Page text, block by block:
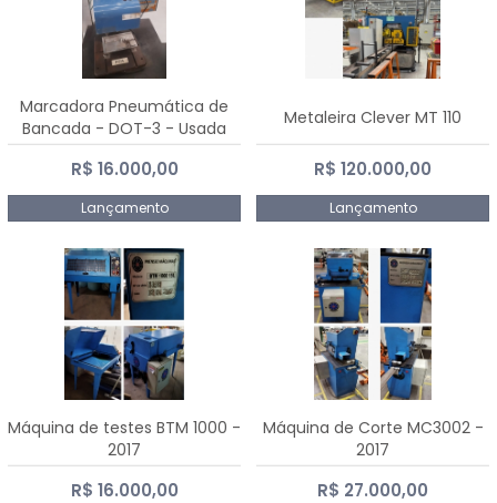
Marcadora Pneumática de
Bancada - DOT-3 - Usada
R$ 16.000,00
Lançamento
Metaleira Clever MT 110
R$ 120.000,00
Lançamento
Máquina de testes BTM 1000 -
2017
R$ 16.000,00
Máquina de Corte MC3002 -
2017
R$ 27.000,00